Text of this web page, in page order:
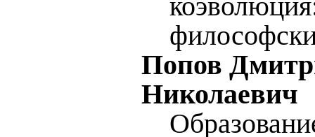
Попов
Николаевич